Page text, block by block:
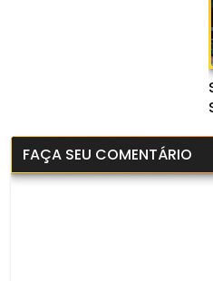
FAÇA SEU COMENTÁRIO